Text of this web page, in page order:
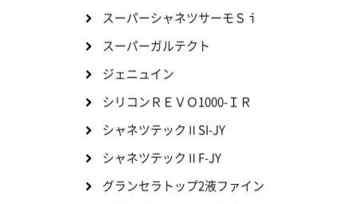
スーパーシャネツサーモＳｉ
スーパーガルテクト
ジェニュイン
シリコンＲＥＶＯ1000-ＩＲ
シャネツテックⅡSI-JY
シャネツテックⅡF-JY
グランセラトップ2液ファイン